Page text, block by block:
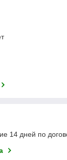
14 дней по